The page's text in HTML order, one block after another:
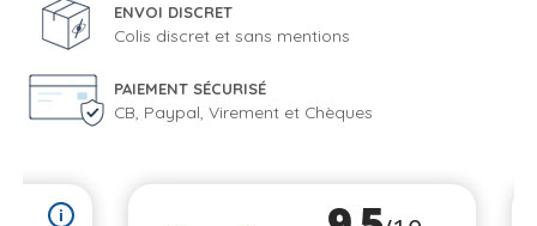
ENVOI DISCRET
Colis discret et sans mentions
PAIEMENT SÉCURISÉ
CB, Paypal, Virement et Chèques